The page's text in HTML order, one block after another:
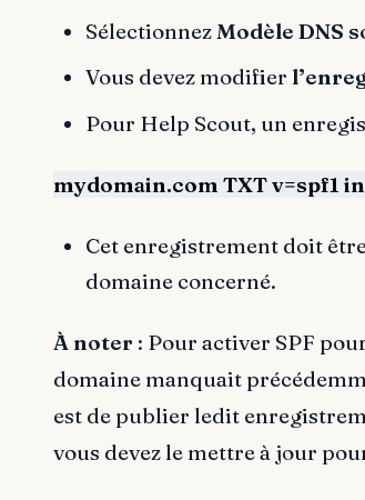
SélectionnezModèle DNS
Vous devez modifier
Pour Help Scout, un
mydomain.com TXT v=spf1
Cet enregistrement doit
domaine concerné.
À noter : Pour activer SPF
domaine manquait
est de publier ledit
vous devez le mettre à jour